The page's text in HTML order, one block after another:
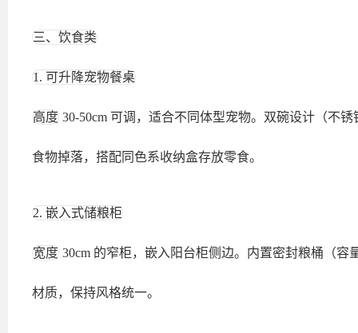
三、饮食类
1. 可升降宠物餐桌
高度 30-50cm 可调，适合不同体型宠物。双碗设计（不
食物掉落，搭配同色系收纳盒存放零食。
2. 嵌入式储粮柜
宽度 30cm 的窄柜，嵌入阳台柜侧边。内置密封粮桶（
材质，保持风格统一。